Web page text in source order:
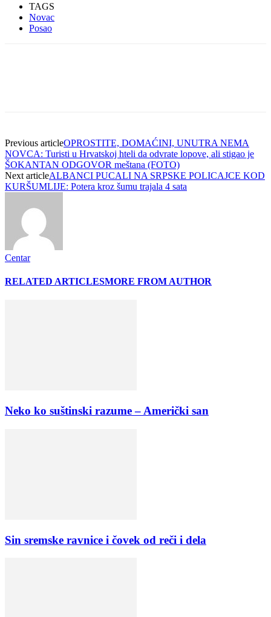
TAGS
Novac
Posao
Previous articleOPROSTITE, DOMAĆINI, UNUTRA NEMA
NOVCA: Turisti u Hrvatskoj hteli da odvrate lopove, ali stigao je
ŠOKANTAN ODGOVOR meštana (FOTO)
Next articleALBANCI PUCALI NA SRPSKE POLICAJCE KOD
KURŠUMLIJE: Potera kroz šumu trajala 4 sata
Centar
RELATED ARTICLESMORE FROM AUTHOR
Neko ko suštinski razume – Američki san
Sin sremske ravnice i čovek od reči i dela